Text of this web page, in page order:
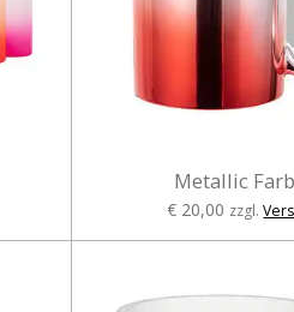
Metallic
€ 20,00 zzgl.